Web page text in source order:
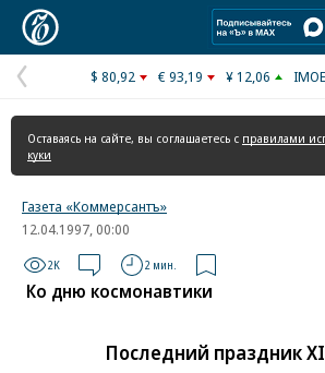
Предыдущая
страница
$ 80,92 € 93,19 ¥ 12,06
Оставаясь на сайте, вы соглашаетесь с правилами
куки
Газета «Коммерсантъ»
12.04.1997, 00:00
2K 2 мин.
Ко дню космонавтики
Последний праздник